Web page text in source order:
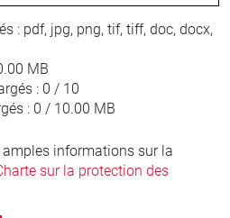
: pdf, jpg, png, tif, tiff, doc, docx,
MB
: 0 / 10
: 0 / 10.00 MB
informations sur la
sur la protection des